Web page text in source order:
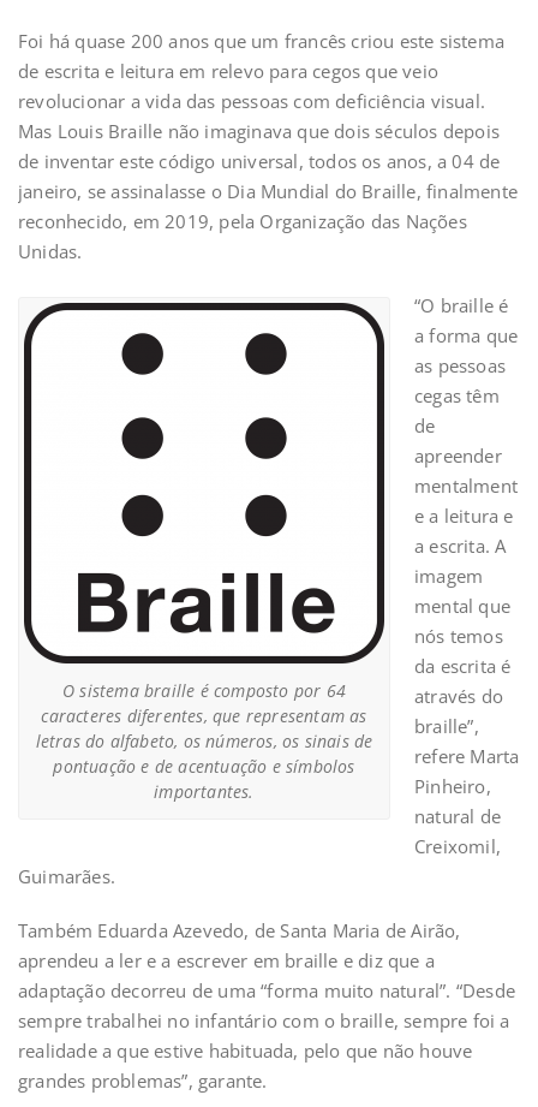
Foi há quase 200 anos que um francês criou este sistema
de escrita e leitura em relevo para cegos que veio
revolucionar a vida das pessoas com deficiência visual.
Mas Louis Braille não imaginava que dois séculos depois
de inventar este código universal, todos os anos, a 04 de
janeiro, se assinalasse o Dia Mundial do Braille, finalmente
reconhecido, em 2019, pela Organização das Nações
Unidas.
O sistema braille é composto por 64
caracteres diferentes, que representam as
letras do alfabeto, os números, os sinais de
pontuação e de acentuação e símbolos
importantes.
“O braille é
a forma que
as pessoas
cegas têm
de
apreender
mentalment
e a leitura e
a escrita. A
imagem
mental que
nós temos
da escrita é
através do
braille”,
refere Marta
Pinheiro,
natural de
Creixomil,
Guimarães.
Também Eduarda Azevedo, de Santa Maria de Airão,
aprendeu a ler e a escrever em braille e diz que a
adaptação decorreu de uma “forma muito natural”. “Desde
sempre trabalhei no infantário com o braille, sempre foi a
realidade a que estive habituada, pelo que não houve
grandes problemas”, garante.